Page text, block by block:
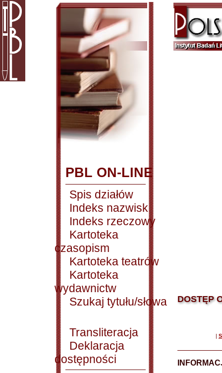
PBL ON-LINE
Spis działów
Indeks nazwisk
Indeks rzeczowy
Kartoteka
czasopism
Kartoteka teatrów
Kartoteka
wydawnictw
Szukaj tytułu/słowa
Transliteracja
Deklaracja
dostępności
DOSTĘP
|